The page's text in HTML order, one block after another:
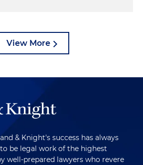
View More
& Knight's success has always
be legal work of the highest
well-prepared lawyers who revere